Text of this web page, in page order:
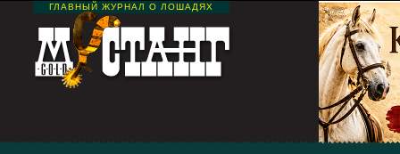
ГЛАВНЫЙ ЖУРНАЛ О ЛОШАДЯХ